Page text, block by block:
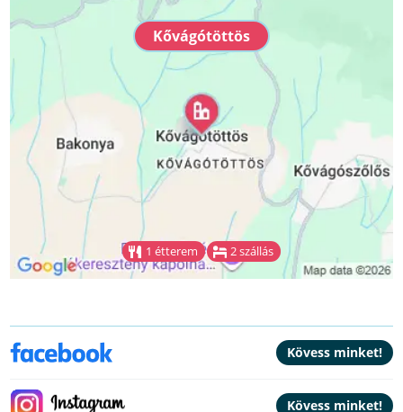
Kővágótöttös
1 étterem 2 szállás